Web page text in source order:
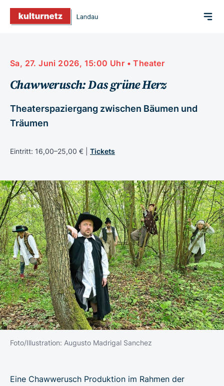
Sa, 27. Juni 2026, 15:00 Uhr • Theater
Chawwerusch: Das grüne Herz
Theaterspaziergang zwischen Bäumen und
Träumen
Eintritt: 16,00–25,00 € | Tickets
Foto/Illustration: Augusto Madrigal Sanchez
Eine Chawwerusch Produktion im Rahmen der